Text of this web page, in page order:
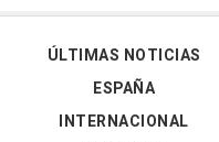
ÚLTIMAS NOTICIAS
ESPAÑA
INTERNACIONAL